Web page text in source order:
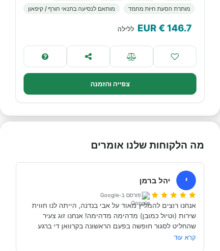
מותרת הסעת חיות מחמד
מותאם לנסיעה בתנאי חורף / קיפאון
146.7
€ EUR ללילה
צפייה והזמנה
מה הלקוחות שלנו אומרים
י יהל ברמן
פורסם ב-Google
קרא עוד